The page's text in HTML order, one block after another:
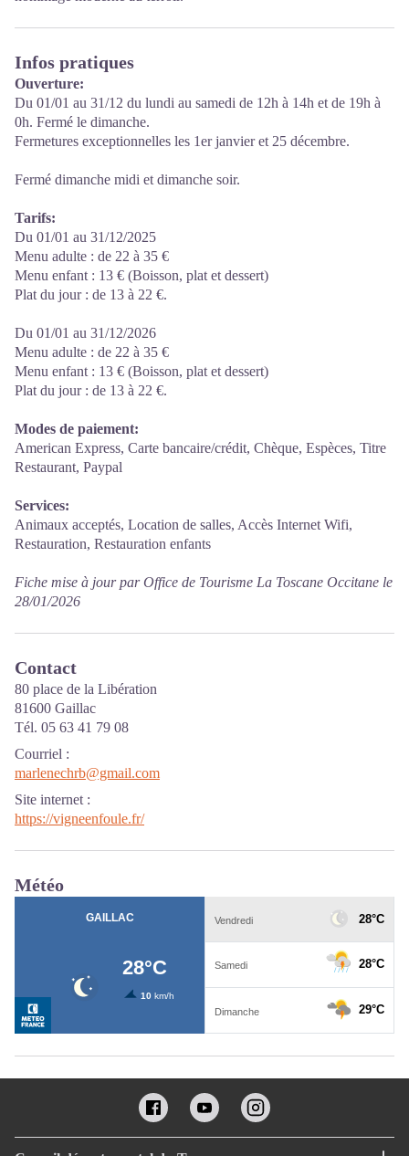
Infos pratiques
Ouverture:
Du 01/01 au 31/12 du lundi au samedi de 12h à 14h et de 19h à
0h. Fermé le dimanche.
Fermetures exceptionnelles les 1er janvier et 25 décembre.
Fermé dimanche midi et dimanche soir.
Tarifs:
Du 01/01 au 31/12/2025
Menu adulte : de 22 à 35 €
Menu enfant : 13 € (Boisson, plat et dessert)
Plat du jour : de 13 à 22 €.
Du 01/01 au 31/12/2026
Menu adulte : de 22 à 35 €
Menu enfant : 13 € (Boisson, plat et dessert)
Plat du jour : de 13 à 22 €.
Modes de paiement:
American Express, Carte bancaire/crédit, Chèque, Espèces, Titre
Restaurant, Paypal
Services:
Animaux acceptés, Location de salles, Accès Internet Wifi,
Restauration, Restauration enfants
Fiche mise à jour par Office de Tourisme La Toscane Occitane le
28/01/2026
Contact
80 place de la Libération
81600 Gaillac
Tél. 05 63 41 79 08
Courriel :
marlenechrb@gmail.com
Site internet :
https://vigneenfoule.fr/
Météo